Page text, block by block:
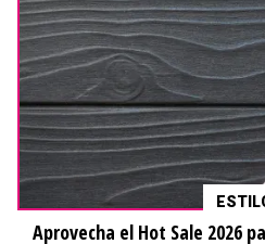
Aprovecha el Hot Sale 2026